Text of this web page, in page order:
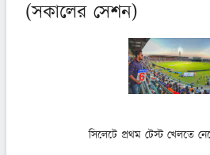
(সকালের সেশন)
সিলেটে প্রথম টেস্ট খেলতে